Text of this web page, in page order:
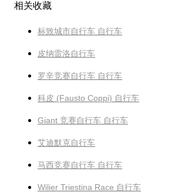
相关收藏
标致城市自行车 自行车
皮纳雷洛自行车
罗辛竞赛自行车 自行车
科皮 (Fausto Coppi) 自行车
Giant 竞赛自行车 自行车
艾迪默克自行车
马西竞赛自行车 自行车
Wilier Triestina Race 自行车